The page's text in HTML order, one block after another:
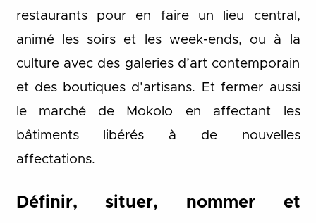
restaurants pour en faire un lieu central,
animé les soirs et les week-ends, ou à la
culture avec des galeries d’art contemporain
et des boutiques d’artisans. Et fermer aussi
le marché de Mokolo en affectant les
bâtiments libérés à de nouvelles
affectations.
Définir, situer, nommer et